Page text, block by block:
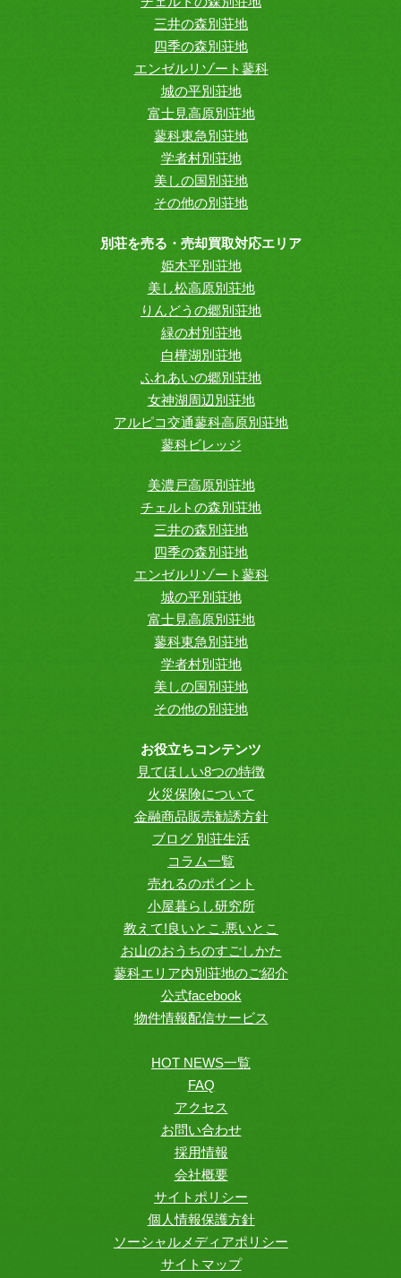
三井の森別荘地
四季の森別荘地
エンゼルリゾート蓼科
城の平別荘地
富士見高原別荘地
蓼科東急別荘地
学者村別荘地
美しの国別荘地
その他の別荘地
別荘を売る・売却買取対応エリア
姫木平別荘地
美し松高原別荘地
りんどうの郷別荘地
緑の村別荘地
白樺湖別荘地
ふれあいの郷別荘地
女神湖周辺別荘地
アルピコ交通蓼科高原別荘地
蓼科ビレッジ
美濃戸高原別荘地
チェルトの森別荘地
三井の森別荘地
四季の森別荘地
エンゼルリゾート蓼科
城の平別荘地
富士見高原別荘地
蓼科東急別荘地
学者村別荘地
美しの国別荘地
その他の別荘地
お役立ちコンテンツ
見てほしい8つの特徴
火災保険について
金融商品販売勧誘方針
ブログ 別荘生活
コラム一覧
売れるのポイント
小屋暮らし研究所
教えて!良いとこ.悪いとこ
お山のおうちのすごしかた
蓼科エリア内別荘地のご紹介
公式facebook
物件情報配信サービス
HOT NEWS一覧
FAQ
アクセス
お問い合わせ
採用情報
会社概要
サイトポリシー
個人情報保護方針
ソーシャルメディアポリシー
サイトマップ